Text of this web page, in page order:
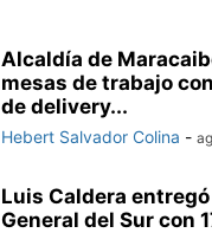
Alcaldía de
mesas de trabajo
de delivery...
Hebert Salvador Colina -
Luis Caldera entregó
General del Sur con